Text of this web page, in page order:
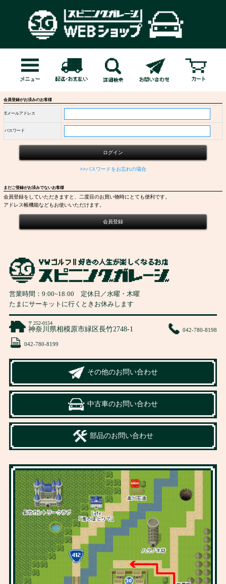
会員登録がお済みのお客様
Eメールアドレス
パスワード
>>パスワードをお忘れの場合
まだご登録がお済みでないお客様
会員登録をしていただきますと、二度目のお買い物時にとても便利です。
アドレス帳機能などもお使いいただけます。
営業時間： 9:00~18:00 定休日／水曜・木曜
たまにサーキットに行くときお休みします
〒252-0154
神奈川県相模原市緑区長竹2748-1 042-780-8198
042-780-8199
その他のお問い合わせ
中古車のお問い合わせ
部品のお問い合わせ